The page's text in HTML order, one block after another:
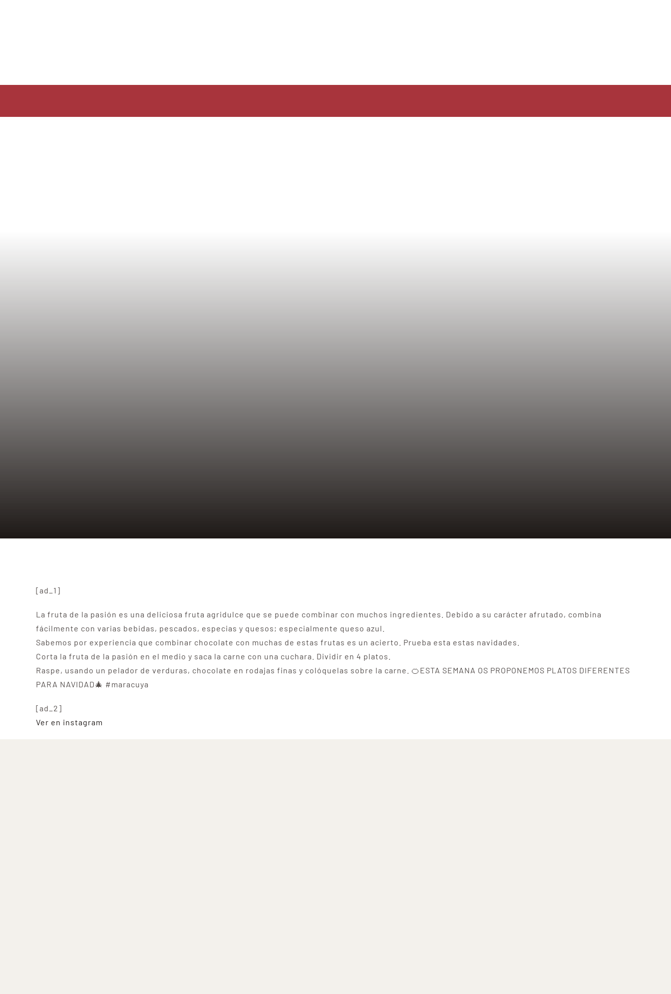
[ad_1]
La fruta de la pasión es una deliciosa fruta agridulce que se puede combinar con muchos ingredientes. Debido a su carácter afrutado, combina
fácilmente con varias bebidas, pescados, especias y quesos; especialmente queso azul.
Sabemos por experiencia que combinar chocolate con muchas de estas frutas es un acierto. Prueba esta estas navidades.
Corta la fruta de la pasión en el medio y saca la carne con una cuchara. Dividir en 4 platos.
Raspe, usando un pelador de verduras, chocolate en rodajas finas y colóquelas sobre la carne. 🍊ESTA SEMANA OS PROPONEMOS PLATOS DIFERENTES
PARA NAVIDAD🎄 #maracuya
[ad_2]
Ver en instagram